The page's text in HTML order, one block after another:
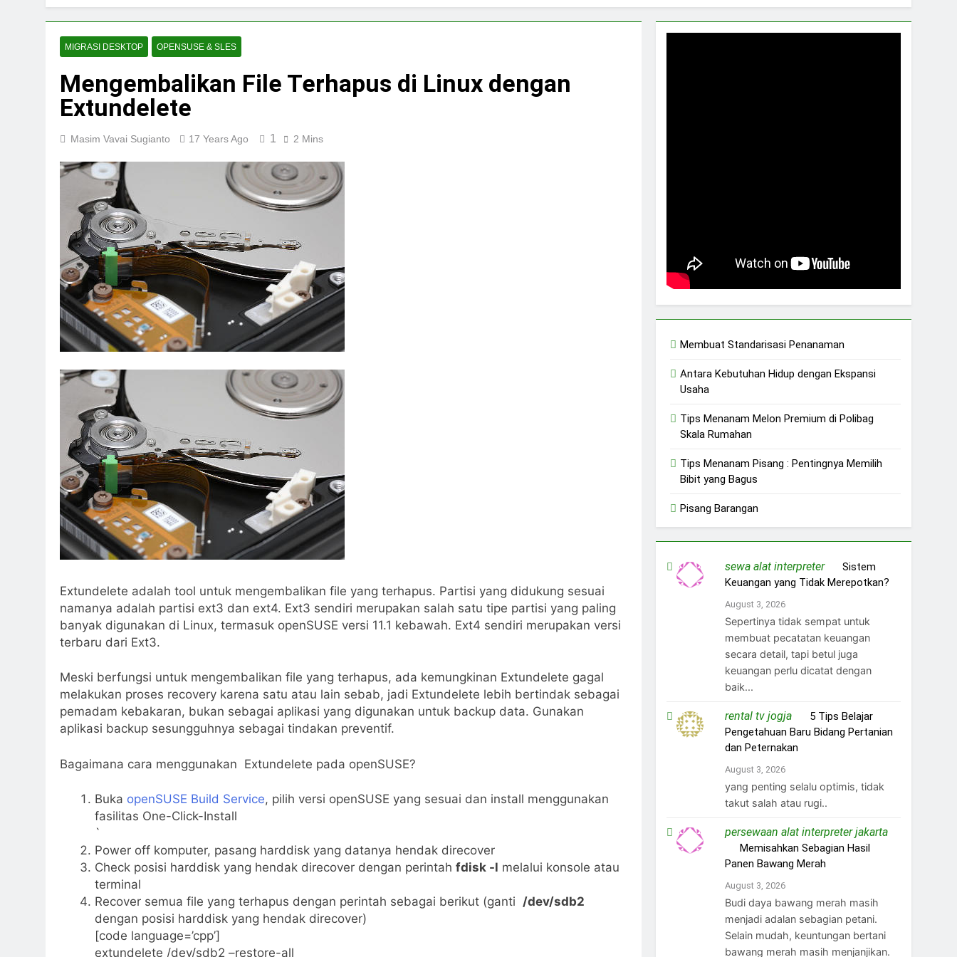
MIGRASI DESKTOP OPENSUSE & SLES
Mengembalikan File Terhapus di Linux dengan
Extundelete
Masim Vavai Sugianto 17 Years Ago 1 2 Mins
Extundelete adalah tool untuk mengembalikan file yang terhapus. Partisi yang didukung sesuai
namanya adalah partisi ext3 dan ext4. Ext3 sendiri merupakan salah satu tipe partisi yang paling
banyak digunakan di Linux, termasuk openSUSE versi 11.1 kebawah. Ext4 sendiri merupakan versi
terbaru dari Ext3.
Meski berfungsi untuk mengembalikan file yang terhapus, ada kemungkinan Extundelete gagal
melakukan proses recovery karena satu atau lain sebab, jadi Extundelete lebih bertindak sebagai
pemadam kebakaran, bukan sebagai aplikasi yang digunakan untuk backup data. Gunakan
aplikasi backup sesungguhnya sebagai tindakan preventif.
Bagaimana cara menggunakan Extundelete pada openSUSE?
Buka openSUSE Build Service, pilih versi openSUSE yang sesuai dan install menggunakan
fasilitas One-Click-Install
`
Power off komputer, pasang harddisk yang datanya hendak direcover
Check posisi harddisk yang hendak direcover dengan perintah fdisk -l melalui konsole atau
terminal
Recover semua file yang terhapus dengan perintah sebagai berikut (ganti /dev/sdb2
dengan posisi harddisk yang hendak direcover)
[code language=’cpp’]
extundelete /dev/sdb2 –restore-all
Membuat Standarisasi Penanaman
Antara Kebutuhan Hidup dengan Ekspansi
Usaha
Tips Menanam Melon Premium di Polibag
Skala Rumahan
Tips Menanam Pisang : Pentingnya Memilih
Bibit yang Bagus
Pisang Barangan
sewa alat interpreteron Sistem
Keuangan yang Tidak Merepotkan?
August 3, 2026
Sepertinya tidak sempat untuk
membuat pecatatan keuangan
secara detail, tapi betul juga
keuangan perlu dicatat dengan
baik...
rental tv jogjaon 5 Tips Belajar
Pengetahuan Baru Bidang Pertanian
dan Peternakan
August 3, 2026
yang penting selalu optimis, tidak
takut salah atau rugi..
persewaan alat interpreter jakarta
Memisahkan Sebagian Hasil
Panen Bawang Merah
August 3, 2026
Budi daya bawang merah masih
menjadi adalan sebagian petani.
Selain mudah, keuntungan bertani
bawang merah masih menjanjikan.